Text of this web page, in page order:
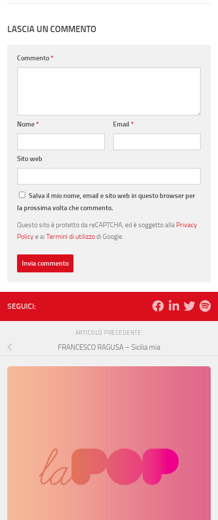
LASCIA UN COMMENTO
Commento*
Nome* Email *
Sito web
Salva il mio nome, email e sito web in questo browser per
la prossima volta che commento.
Questo sito è protetto da reCAPTCHA, ed è soggetto alla Privacy
Policye ai Termini di utilizzodi Google.
SEGUICI:
ARTICOLO PRECEDENTE
FRANCESCO RAGUSA – Sicilia mia